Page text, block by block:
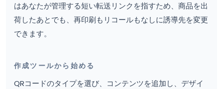
はあなたが管理する短い転送リンクを指すため、商品を出
荷したあとでも、再印刷もリコールもなしに誘導先を変更
できます。
作成ツールから始める
QRコードのタイプを選び、コンテンツを追加し、デザイ